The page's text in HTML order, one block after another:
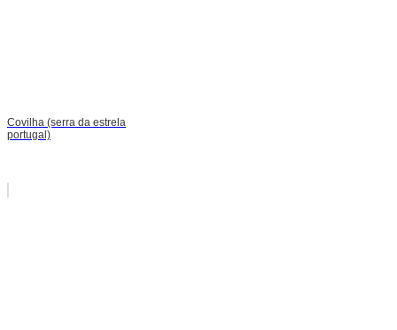
Covilha (serra da estrela
portugal)